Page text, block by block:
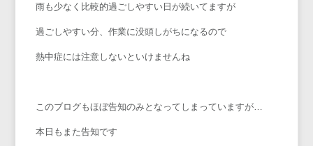
雨も少なく比較的過ごしやすい日が続いてますが
過ごしやすい分、作業に没頭しがちになるので
熱中症には注意しないといけませんね
このブログもほぼ告知のみとなってしまっていますが…
本日もまた告知です